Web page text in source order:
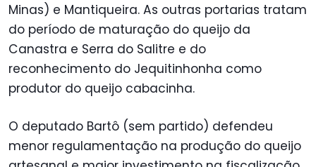
Minas) e Mantiqueira. As outras portarias tratam
do período de maturação do queijo da
Canastra e Serra do Salitre e do
reconhecimento do Jequitinhonha como
produtor do queijo cabacinha.
O deputado Bartô (sem partido) defendeu
menor regulamentação na produção do queijo